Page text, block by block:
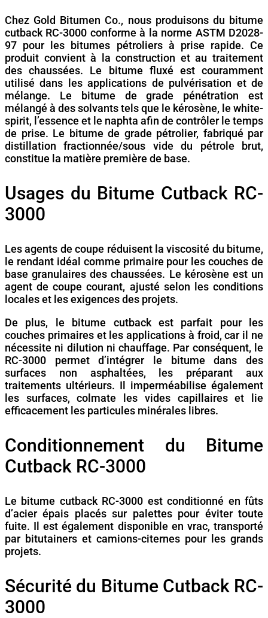
Chez Gold Bitumen Co., nous produisons du bitume
cutback RC-3000 conforme à la norme ASTM D2028-
97 pour les bitumes pétroliers à prise rapide. Ce
produit convient à la construction et au traitement
des chaussées. Le bitume fluxé est couramment
utilisé dans les applications de pulvérisation et de
mélange. Le bitume de grade pénétration est
mélangé à des solvants tels que le kérosène, le white-
spirit, l’essence et le naphta afin de contrôler le temps
de prise. Le bitume de grade pétrolier, fabriqué par
distillation fractionnée/sous vide du pétrole brut,
constitue la matière première de base.
Usages du Bitume Cutback RC-
3000
Les agents de coupe réduisent la viscosité du bitume,
le rendant idéal comme primaire pour les couches de
base granulaires des chaussées. Le kérosène est un
agent de coupe courant, ajusté selon les conditions
locales et les exigences des projets.
De plus, le bitume cutback est parfait pour les
couches primaires et les applications à froid, car il ne
nécessite ni dilution ni chauffage. Par conséquent, le
RC-3000 permet d’intégrer le bitume dans des
surfaces non asphaltées, les préparant aux
traitements ultérieurs. Il imperméabilise également
les surfaces, colmate les vides capillaires et lie
efficacement les particules minérales libres.
Conditionnement du Bitume
Cutback RC-3000
Le bitume cutback RC-3000 est conditionné en fûts
d’acier épais placés sur palettes pour éviter toute
fuite. Il est également disponible en vrac, transporté
par bitutainers et camions-citernes pour les grands
projets.
Sécurité du Bitume Cutback RC-
3000